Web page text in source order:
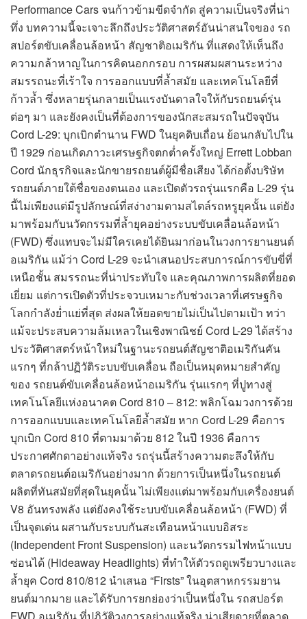
Performance Cars จนก้าวข้ามขีดจำกัด สู่ความเป็นจริงที่น่า
ทึ่ง บทความนี้จะเจาะลึกถึงประวัติศาสตร์อันน่าสนใจของ รถ
สปอร์ตขับเคลื่อนล้อหน้า สัญชาติอเมริกัน ที่แสดงให้เห็นถึง
ความกล้าหาญในการคิดนอกกรอบ การผสมผสานระหว่าง
สมรรถนะที่เร้าใจ การออกแบบที่ล้ำสมัย และเทคโนโลยีที่
ก้าวล้ำ ซึ่งหลายรุ่นกลายเป็นแรงบันดาลใจให้กับรถยนต์รุ่น
ต่อๆ มา และยังคงเป็นที่ต้องการของนักสะสมรถในปัจจุบัน
Cord L-29: บุกเบิกตำนาน FWD ในยุคดิบเถื่อน ย้อนกลับไปใน
ปี 1929 ก่อนเกิดภาวะเศรษฐกิจตกต่ำครั้งใหญ่ Errett Lobban
Cord นักธุรกิจและนักขายรถยนต์ผู้มีชื่อเสียง ได้ก่อตั้งบริษัท
รถยนต์ภายใต้ชื่อของตนเอง และเปิดตัวรถรุ่นแรกคือ L-29 รุ่น
นี้ไม่เพียงแต่มีรูปลักษณ์ที่สง่างามตามสไตล์รถหรูยุคนั้น แต่ยัง
มาพร้อมกับนวัตกรรมที่ล้ำยุคอย่างระบบขับเคลื่อนล้อหน้า
(FWD) ซึ่งแทบจะไม่มีใครเคยได้ยินมาก่อนในวงการยานยนต์
อเมริกัน แม้ว่า Cord L-29 จะนำเสนอประสบการณ์การขับขี่ที่
เหนือชั้น สมรรถนะที่น่าประทับใจ และคุณภาพการผลิตที่ยอด
เยี่ยม แต่การเปิดตัวที่ประจวบเหมาะกับช่วงเวลาที่เศรษฐกิจ
โลกกำลังย่ำแย่ที่สุด ส่งผลให้ยอดขายไม่เป็นไปตามเป้า ทว่า
แม้จะประสบความล้มเหลวในเชิงพาณิชย์ Cord L-29 ได้สร้าง
ประวัติศาสตร์หน้าใหม่ในฐานะรถยนต์สัญชาติอเมริกันคัน
แรกๆ ที่กล้าปฏิวัติระบบขับเคลื่อน ถือเป็นหมุดหมายสำคัญ
ของ รถยนต์ขับเคลื่อนล้อหน้าอเมริกัน รุ่นแรกๆ ที่ปูทางสู่
เทคโนโลยีแห่งอนาคต Cord 810 – 812: พลิกโฉมวงการด้วย
การออกแบบและเทคโนโลยีล้ำสมัย หาก Cord L-29 คือการ
บุกเบิก Cord 810 ที่ตามมาด้วย 812 ในปี 1936 คือการ
ประกาศศักดาอย่างแท้จริง รถรุ่นนี้สร้างความตะลึงให้กับ
ตลาดรถยนต์อเมริกันอย่างมาก ด้วยการเป็นหนึ่งในรถยนต์
ผลิตที่ทันสมัยที่สุดในยุคนั้น ไม่เพียงแต่มาพร้อมกับเครื่องยนต์
V8 อันทรงพลัง แต่ยังคงใช้ระบบขับเคลื่อนล้อหน้า (FWD) ที่
เป็นจุดเด่น ผสานกับระบบกันสะเทือนหน้าแบบอิสระ
(Independent Front Suspension) และนวัตกรรมไฟหน้าแบบ
ซ่อนได้ (Hideaway Headlights) ที่ทำให้ตัวรถดูเพรียวบางและ
ล้ำยุค Cord 810/812 นำเสนอ “Firsts” ในอุตสาหกรรมยาน
ยนต์มากมาย และได้รับการยกย่องว่าเป็นหนึ่งใน รถสปอร์ต